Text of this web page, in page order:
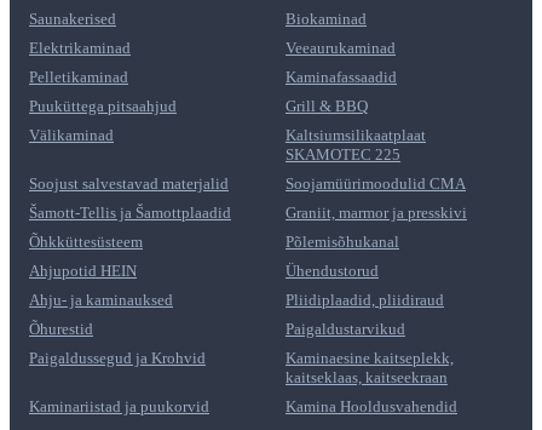
Saunakerised
Biokaminad
Elektrikaminad
Veeaurukaminad
Pelletikaminad
Kaminafassaadid
Puuküttega pitsaahjud
Grill & BBQ
Välikaminad
Kaltsiumsilikaatplaat
SKAMOTEC 225
Soojust salvestavad materjalid
Soojamüürimoodulid CMA
Šamott-Tellis ja Šamottplaadid
Graniit, marmor ja presskivi
Õhkküttesüsteem
Põlemisõhukanal
Ahjupotid HEIN
Ühendustorud
Ahju- ja kaminauksed
Pliidiplaadid, pliidiraud
Õhurestid
Paigaldustarvikud
Paigaldussegud ja Krohvid
Kaminaesine kaitseplekk,
kaitseklaas, kaitseekraan
Kaminariistad ja puukorvid
Kamina Hooldusvahendid